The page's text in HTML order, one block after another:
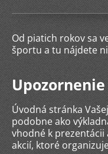
Od piatich rokov sa
športu a tu nájdete
Úvodná stránka
podobne ako
vhodné k prezentácii
akcií, ktoré